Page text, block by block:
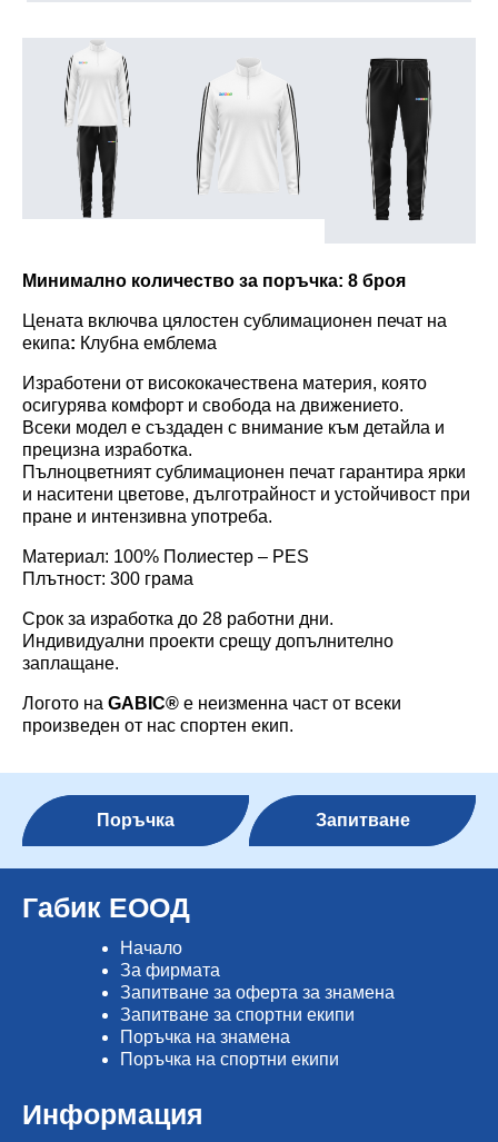
Минимално количество за поръчка: 8 броя
Цената включва цялостен сублимационен печат на
екипа: Клубна емблема
Изработени от висококачествена материя, която
осигурява комфорт и свобода на движението.
Всеки модел е създаден с внимание към детайла и
прецизна изработка.
Пълноцветният сублимационен печат гарантира ярки
и наситени цветове, дълготрайност и устойчивост при
пране и интензивна употреба.
Материал: 100% Полиестер – PES
Плътност: 300 грама
Срок за изработка до 28 работни дни.
Индивидуални проекти срещу допълнително
заплащане.
Логото на GABIC® е неизменна част от всеки
произведен от нас спортен екип.
Поръчка Запитване
Габик ЕООД
Начало
Зa фирмата
Запитване за оферта за знамена
Запитване за спортни екипи
Поръчка на знамена
Поръчка на спортни екипи
Информация